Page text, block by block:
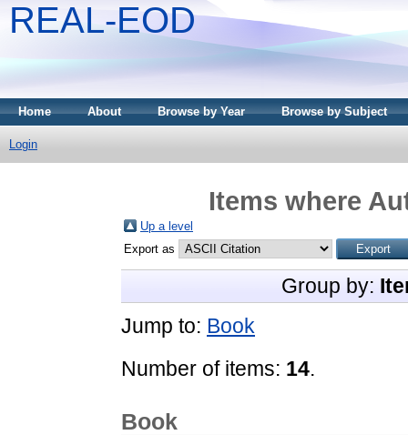
REAL-EOD
Home About Browse by Year Browse by Subject
Login
Items where
Up a level
Export as
Group by:
Jump to: Book
Number of items: 14.
Book